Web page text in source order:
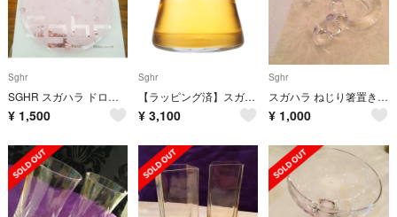
Sghr
SGHR スガハラ ドロップレット 15㎝丸皿
¥ 1,500
Sghr
【ラッピング済】スガハラ 富士山グラス
¥ 3,100
Sghr
スガハラ ねじり箸置き 新品未使用
¥ 1,000